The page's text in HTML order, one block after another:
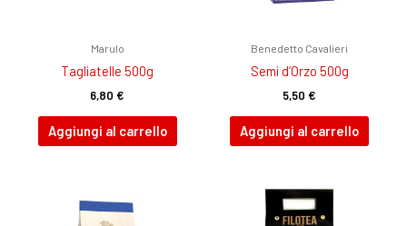
Marulo
Tagliatelle 500g
6,80 €
Aggiungi al carrello
Benedetto Cavalieri
Semi d’Orzo 500g
5,50 €
Aggiungi al carrello